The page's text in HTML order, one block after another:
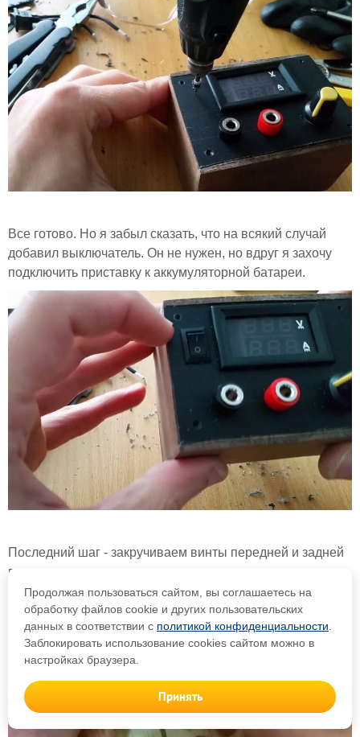
Все готово. Но я забыл сказать, что на всякий случай
добавил выключатель. Он не нужен, но вдруг я захочу
подключить приставку к аккумуляторной батареи.
Последний шаг - закручиваем винты передней и задней
панели.
Продолжая пользоваться сайтом, вы соглашаетесь на
обработку файлов cookie и других пользовательских
данных в соответствии с политикой конфиденциальности
Заблокировать использование cookies сайтом можно в
настройках браузера.
Принять